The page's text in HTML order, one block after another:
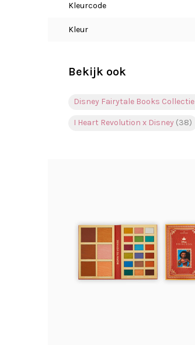
Kleurcode
Kleur
Bekijk ook
Disney Fairytale Books Collectie
I Heart Revolution x Disney (38)